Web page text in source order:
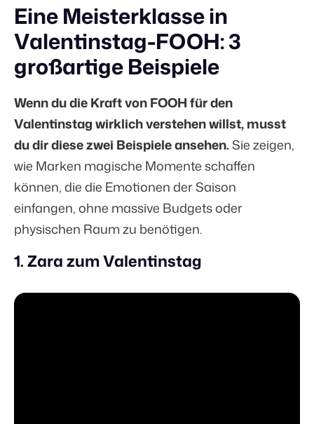
Eine Meisterklasse in
Valentinstag-FOOH: 3
großartige Beispiele
Wenn du die Kraft von FOOH für den
Valentinstag wirklich verstehen willst, musst
du dir diese zwei Beispiele ansehen.Sie zeigen,
wie Marken magische Momente schaffen
können, die die Emotionen der Saison
einfangen, ohne massive Budgets oder
physischen Raum zu benötigen.
1. Zara zum Valentinstag